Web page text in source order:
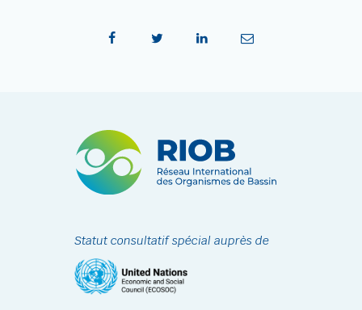
Statut consultatif spécial auprès de